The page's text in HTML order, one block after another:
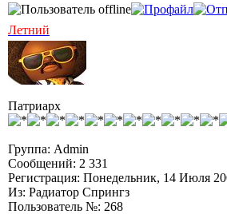
Летний
Патриарх
Группа: Admin
Сообщений: 2 331
Регистрация: Понедельник, 14 Июля
Из: Радиатор Спрингз
Пользователь №: 268